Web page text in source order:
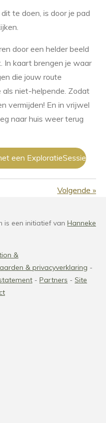
te doen, is door je pad
door een helder beeld
In kaart brengen je waar
die jouw route
niet-helpende. Zodat
vermijden! En in vrijwel
naar huis weer terug
een ExploratieSessie
Volgende »
is een initiatief van Hanneke
&
& privacyverklaring -
- Partners - Site